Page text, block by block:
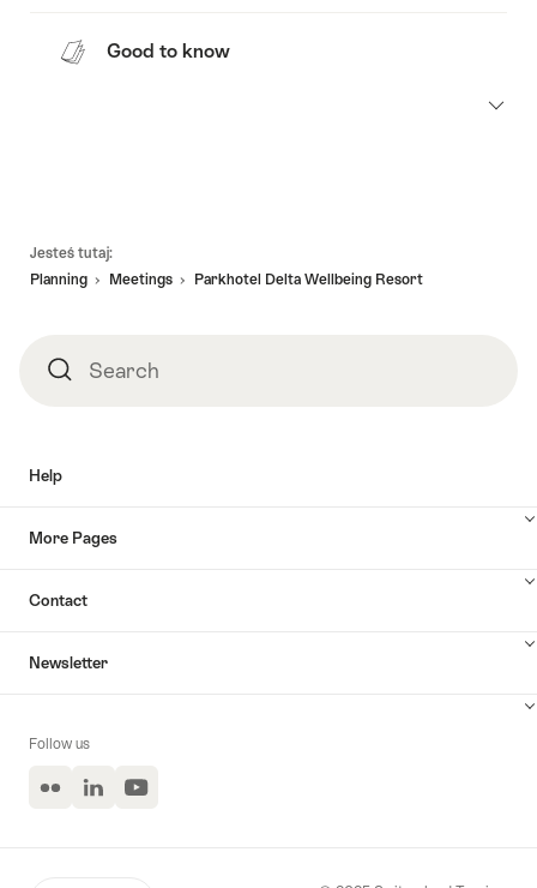
Good to know
Jesteś tutaj:
Planning
Meetings Parkhotel Delta Wellbeing Resort
SearchSearch
Help
More Pages
Contact
Newsletter
Follow us
Flickr LinkedInYouTube